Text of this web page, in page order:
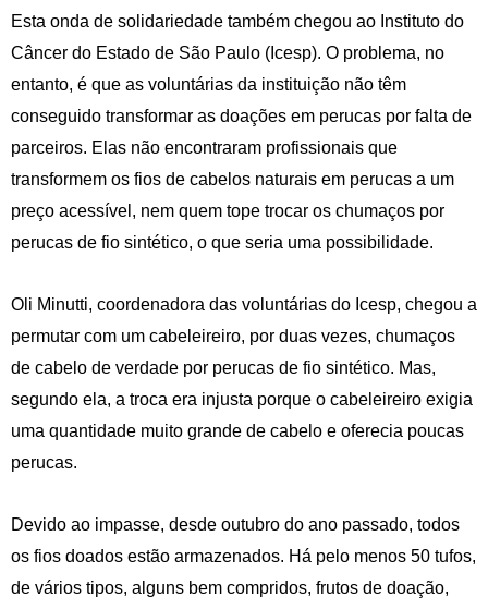
Esta onda de solidariedade também chegou ao Instituto do
Câncer do Estado de São Paulo (Icesp). O problema, no
entanto, é que as voluntárias da instituição não têm
conseguido transformar as doações em perucas por falta de
parceiros. Elas não encontraram profissionais que
transformem os fios de cabelos naturais em perucas a um
preço acessível, nem quem tope trocar os chumaços por
perucas de fio sintético, o que seria uma possibilidade.
Oli Minutti, coordenadora das voluntárias do Icesp, chegou a
permutar com um cabeleireiro, por duas vezes, chumaços
de cabelo de verdade por perucas de fio sintético. Mas,
segundo ela, a troca era injusta porque o cabeleireiro exigia
uma quantidade muito grande de cabelo e oferecia poucas
perucas.
Devido ao impasse, desde outubro do ano passado, todos
os fios doados estão armazenados. Há pelo menos 50 tufos,
de vários tipos, alguns bem compridos, frutos de doação,